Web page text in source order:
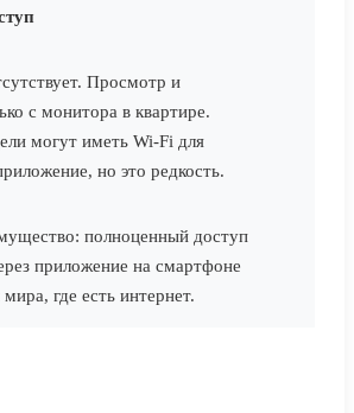
Просмотр и
с монитора в квартире.
могут иметь Wi-Fi для
но это редкость.
полноценный доступ
приложение на смартфоне
где есть интернет.